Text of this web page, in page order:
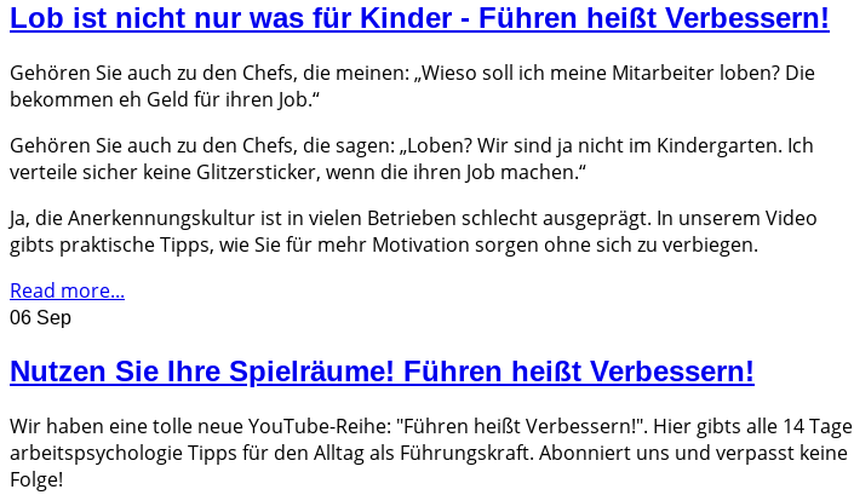
Lob ist nicht nur was für Kinder - Führen heißt Verbessern!
Gehören Sie auch zu den Chefs, die meinen: „Wieso soll ich meine Mitarbeiter loben? Die
bekommen eh Geld für ihren Job.“
Gehören Sie auch zu den Chefs, die sagen: „Loben? Wir sind ja nicht im Kindergarten. Ich
verteile sicher keine Glitzersticker, wenn die ihren Job machen.“
Ja, die Anerkennungskultur ist in vielen Betrieben schlecht ausgeprägt. In unserem Video
gibts praktische Tipps, wie Sie für mehr Motivation sorgen ohne sich zu verbiegen.
Read more...
06 Sep
Nutzen Sie Ihre Spielräume! Führen heißt Verbessern!
Wir haben eine tolle neue YouTube-Reihe: "Führen heißt Verbessern!". Hier gibts alle 14 Tage
arbeitspsychologie Tipps für den Alltag als Führungskraft. Abonniert uns und verpasst keine
Folge!